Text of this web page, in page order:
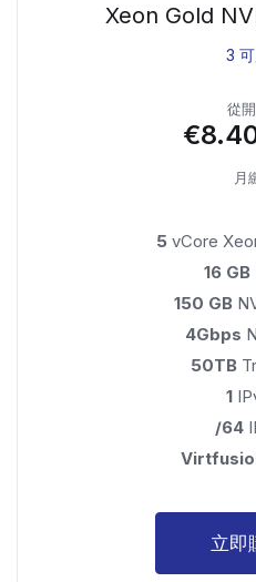
Xeon Gold
3
從
月
5 vCore
16 GB
150 GB
4Gbps
50TB
1
/64
立即